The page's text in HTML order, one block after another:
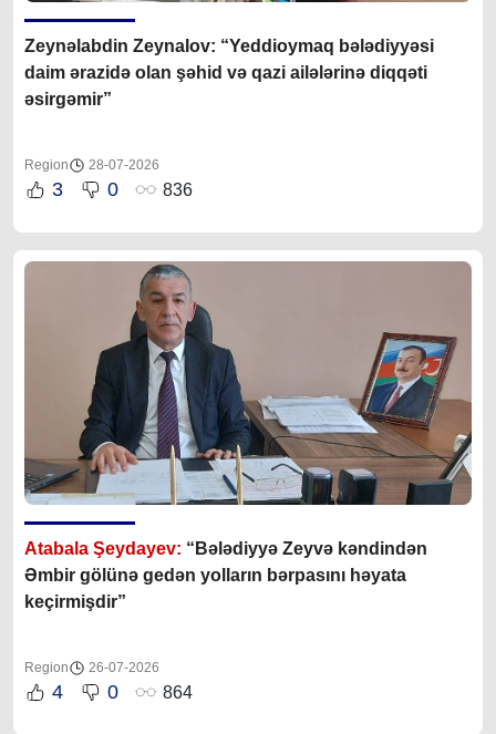
Zeynəlabdin Zeynalov: “Yeddioymaq bələdiyyəsi
daim ərazidə olan şəhid və qazi ailələrinə diqqəti
əsirgəmir”
Region 28-07-2026
3 0 836
Atabala Şeydayev: “Bələdiyyə Zeyvə kəndindən
Əmbir gölünə gedən yolların bərpasını həyata
keçirmişdir”
Region 26-07-2026
4 0 864